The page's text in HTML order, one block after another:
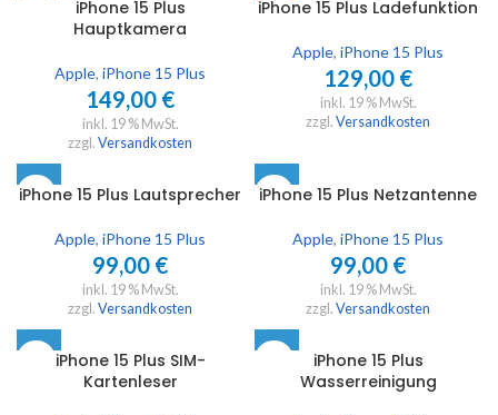
iPhone 15 Plus
Hauptkamera
Apple, iPhone 15 Plus
149,00 €
inkl. 19 % MwSt.
zzgl. Versandkosten
iPhone 15 Plus Ladefunktion
Apple, iPhone 15 Plus
129,00 €
inkl. 19 % MwSt.
zzgl. Versandkosten
iPhone 15 Plus Lautsprecher
Apple, iPhone 15 Plus
99,00 €
inkl. 19 % MwSt.
zzgl. Versandkosten
iPhone 15 Plus Netzantenne
Apple, iPhone 15 Plus
99,00 €
inkl. 19 % MwSt.
zzgl. Versandkosten
iPhone 15 Plus SIM-
Kartenleser
iPhone 15 Plus
Wasserreinigung